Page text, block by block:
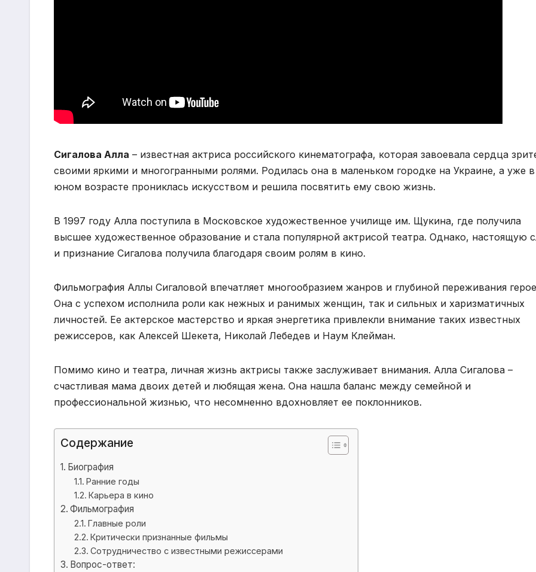
Сигалова Алла – известная актриса российского кинематографа, которая завоевала сердца
своими яркими и многогранными ролями. Родилась она в маленьком городке на Украине, а уже в
юном возрасте прониклась искусством и решила посвятить ему свою жизнь.
В 1997 году Алла поступила в Московское художественное училище им. Щукина, где получила
высшее художественное образование и стала популярной актрисой театра. Однако, настоящую
и признание Сигалова получила благодаря своим ролям в кино.
Фильмография Аллы Сигаловой впечатляет многообразием жанров и глубиной переживания
Она с успехом исполнила роли как нежных и ранимых женщин, так и сильных и харизматичных
личностей. Ее актерское мастерство и яркая энергетика привлекли внимание таких известных
режиссеров, как Алексей Шекета, Николай Лебедев и Наум Клейман.
Помимо кино и театра, личная жизнь актрисы также заслуживает внимания. Алла Сигалова –
счастливая мама двоих детей и любящая жена. Она нашла баланс между семейной и
профессиональной жизнью, что несомненно вдохновляет ее поклонников.
Содержание
Биография
Ранние годы
Карьера в кино
Фильмография
Главные роли
Критически признанные фильмы
Сотрудничество с известными режиссерами
Вопрос-ответ: